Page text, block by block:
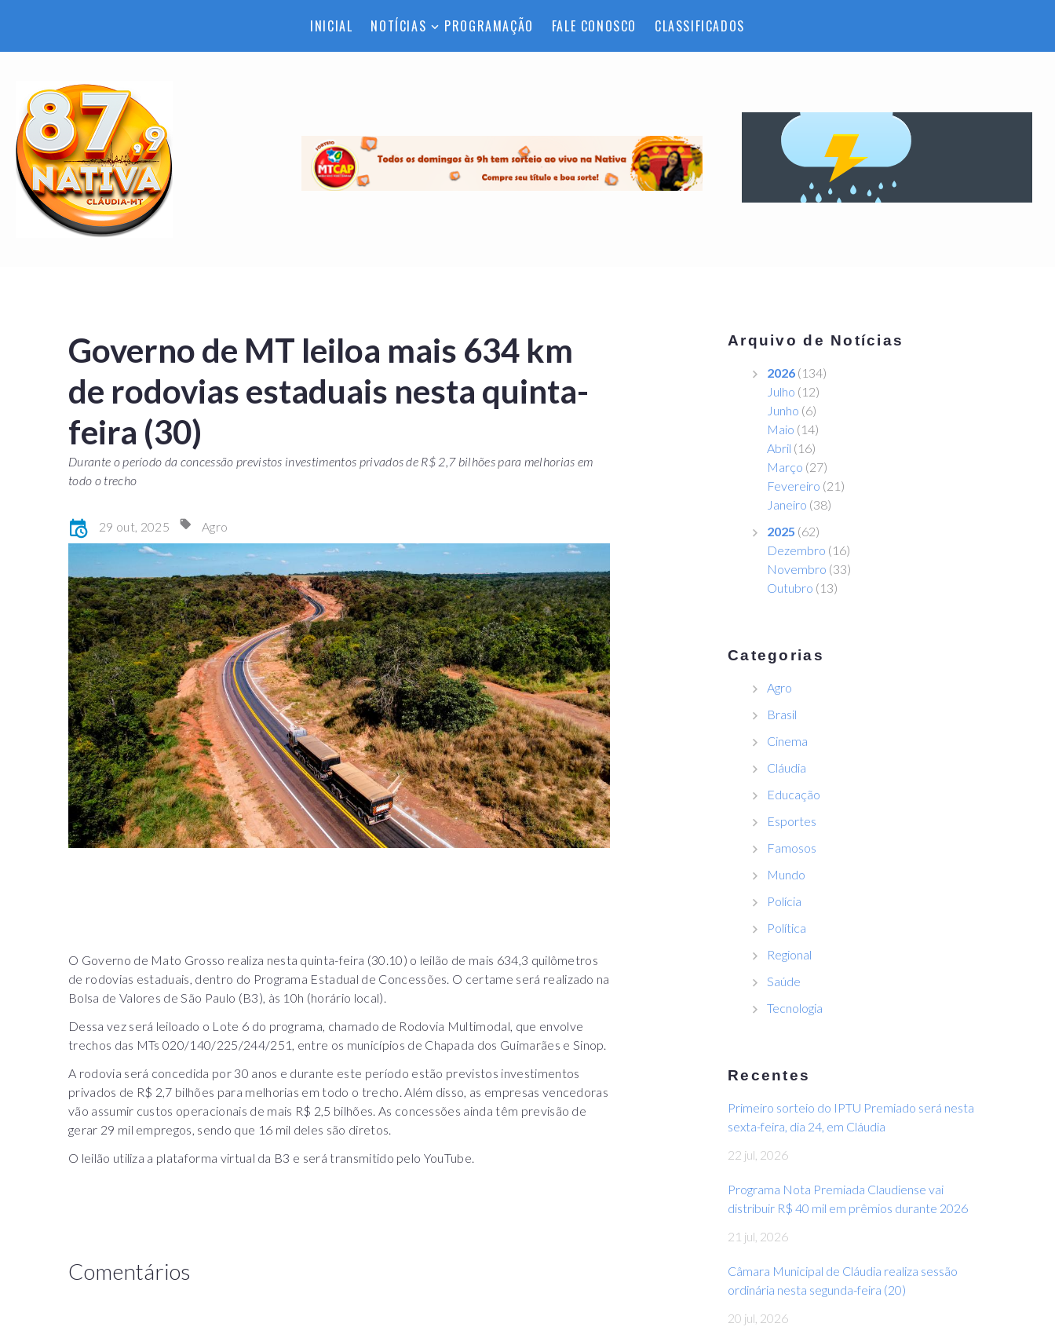
INICIAL NOTÍCIAS PROGRAMAÇÃO FALE CONOSCO CLASSIFICADOS
Governo de MT leiloa mais 634 km
de rodovias estaduais nesta quinta-
feira (30)
Durante o período da concessão previstos investimentos privados de R$ 2,7 bilhões para melhorias em
todo o trecho
29 out, 2025 Agro
O Governo de Mato Grosso realiza nesta quinta-feira (30.10) o leilão de mais 634,3 quilômetros
de rodovias estaduais, dentro do Programa Estadual de Concessões. O certame será realizado na
Bolsa de Valores de São Paulo (B3), às 10h (horário local).
Dessa vez será leiloado o Lote 6 do programa, chamado de Rodovia Multimodal, que envolve
trechos das MTs 020/140/225/244/251, entre os municípios de Chapada dos Guimarães e Sinop.
A rodovia será concedida por 30 anos e durante este período estão previstos investimentos
privados de R$ 2,7 bilhões para melhorias em todo o trecho. Além disso, as empresas vencedoras
vão assumir custos operacionais de mais R$ 2,5 bilhões. As concessões ainda têm previsão de
gerar 29 mil empregos, sendo que 16 mil deles são diretos.
O leilão utiliza a plataforma virtual da B3 e será transmitido pelo YouTube.
Comentários
Arquivo de Notícias
2026 (134)
Julho (12)
Junho (6)
Maio (14)
Abril (16)
Março (27)
Fevereiro (21)
Janeiro (38)
2025 (62)
Dezembro (16)
Novembro (33)
Outubro (13)
Categorias
Agro
Brasil
Cinema
Cláudia
Educação
Esportes
Famosos
Mundo
Polícia
Política
Regional
Saúde
Tecnologia
Recentes
Primeiro sorteio do IPTU Premiado será nesta
sexta-feira, dia 24, em Cláudia
22 jul, 2026
Programa Nota Premiada Claudiense vai
distribuir R$ 40 mil em prêmios durante 2026
21 jul, 2026
Câmara Municipal de Cláudia realiza sessão
ordinária nesta segunda-feira (20)
20 jul, 2026